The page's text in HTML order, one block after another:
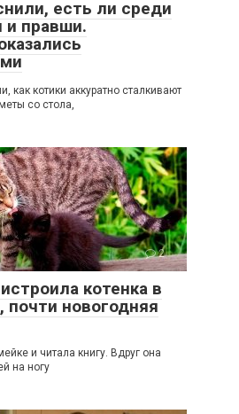
есть ли среди
и правши.
как котики аккуратно сталкивают
со стола,
2
котенка в
почти новогодняя
и читала книгу. Вдруг она
на ногу